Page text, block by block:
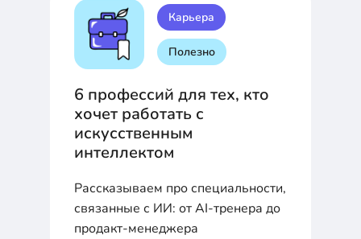
Карьера
Полезно
6 профессий для тех, кто
хочет работать с
искусственным
интеллектом
Рассказываем про специальности,
связанные с ИИ: от AI-тренера до
продакт-менеджера